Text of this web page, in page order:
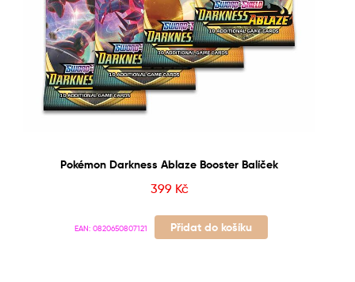
Pokémon Darkness Ablaze Booster Balíček
399 Kč
EAN: 0820650807121 Přidat do košíku